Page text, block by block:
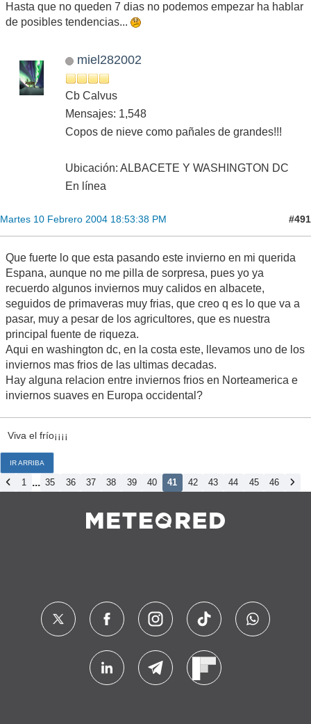
Hasta que no queden 7 dias no podemos empezar ha hablar
de posibles tendencias...
miel282002
Cb Calvus
Mensajes: 1,548
Copos de nieve como pañales de grandes!!!
Ubicación: ALBACETE Y WASHINGTON DC
En línea
Martes 10 Febrero 2004 18:53:38 PM #491
Que fuerte lo que esta pasando este invierno en mi querida
Espana, aunque no me pilla de sorpresa, pues yo ya
recuerdo algunos inviernos muy calidos en albacete,
seguidos de primaveras muy frias, que creo q es lo que va a
pasar, muy a pesar de los agricultores, que es nuestra
principal fuente de riqueza.
Aqui en washington dc, en la costa este, llevamos uno de los
inviernos mas frios de las ultimas decadas.
Hay alguna relacion entre inviernos frios en Norteamerica e
inviernos suaves en Europa occidental?
Viva el frío¡¡¡¡
IR ARRIBA
1 ... 35 36 37 38 39 40 41 42 43 44 45 46